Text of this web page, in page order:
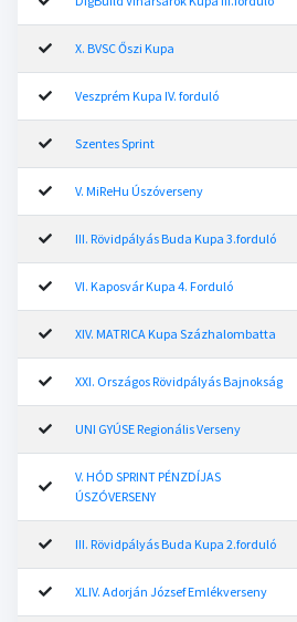
X. BVSC Őszi Kupa
Veszprém Kupa IV. forduló
Szentes Sprint
V. MiReHu Úszóverseny
III. Rövidpályás Buda Kupa 3.forduló
VI. Kaposvár Kupa 4. Forduló
XIV. MATRICA Kupa Százhalombatta
XXI. Országos Rövidpályás Bajnokság
UNI GYÚSE Regionális Verseny
V. HÓD SPRINT PÉNZDÍJAS
ÚSZÓVERSENY
III. Rövidpályás Buda Kupa 2.forduló
XLIV. Adorján József Emlékverseny